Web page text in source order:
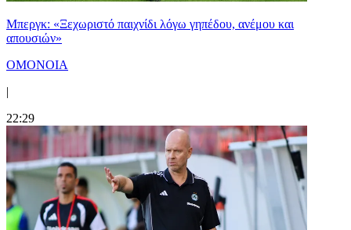
Μπεργκ: «Ξεχωριστό παιχνίδι λόγω γηπέδου, ανέμου και
απουσιών»
ΟΜΟΝΟΙΑ
|
22:29